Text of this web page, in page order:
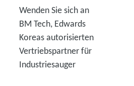
Wenden Sie sich an
BM Tech, Edwards
Koreas autorisierten
Vertriebspartner für
Industriesauger